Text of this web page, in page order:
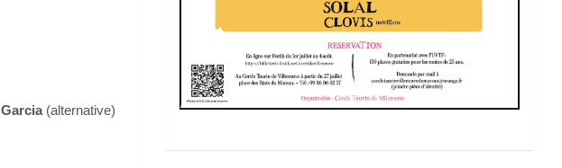
Garcia (alternative)